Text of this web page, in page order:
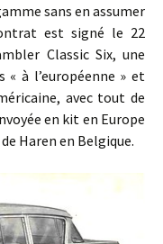
sans en assumer
est signé le 22
Classic Six, une
à l’européenne » et
avec tout de
en kit en Europe
Haren en Belgique.